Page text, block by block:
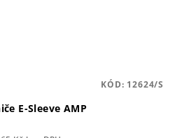
E-Sleeve AMP
KÓD: 12624/S